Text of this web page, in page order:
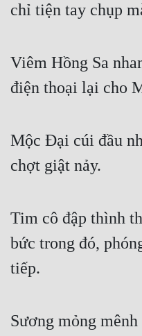
chỉ tiện tay chụp
Viêm Hồng Sa
điện thoại lại cho
Mộc Đại cúi đầu
chợt giật nảy.
Tim cô đập thình
bức trong đó,
tiếp.
Sương mỏng